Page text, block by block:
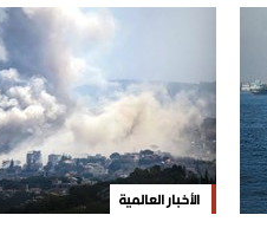
الأخبار العالمية